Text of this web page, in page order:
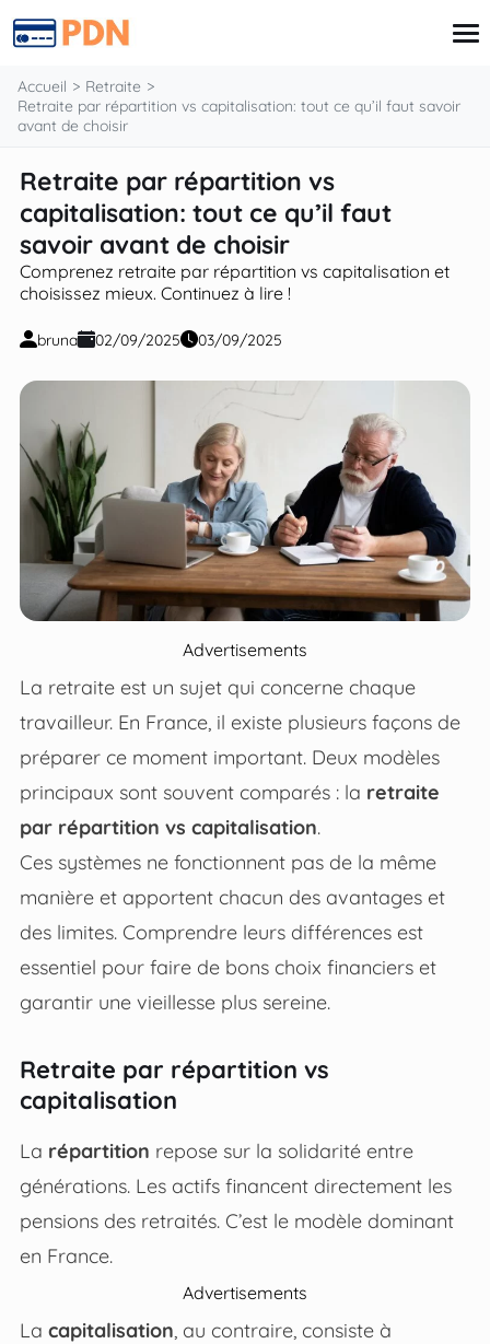
Finances
Prêt
Retraite
Investissements
Assurances
Accueil
Retraite
Retraite par répartition vs capitalisation: tout ce qu’il faut savoir
avant de choisir
Retraite par répartition vs
capitalisation: tout ce qu’il faut
savoir avant de choisir
Comprenez retraite par répartition vs capitalisation et
choisissez mieux. Continuez à lire !
bruna 02/09/2025 03/09/2025
Advertisements
La retraite est un sujet qui concerne chaque
travailleur. En France, il existe plusieurs façons de
préparer ce moment important. Deux modèles
principaux sont souvent comparés : la retraite
par répartition vs capitalisation.
Ces systèmes ne fonctionnent pas de la même
manière et apportent chacun des avantages et
des limites. Comprendre leurs différences est
essentiel pour faire de bons choix financiers et
garantir une vieillesse plus sereine.
Retraite par répartition vs
capitalisation
La répartition repose sur la solidarité entre
générations. Les actifs financent directement les
pensions des retraités. C’est le modèle dominant
en France.
Advertisements
La capitalisation , au contraire, consiste à